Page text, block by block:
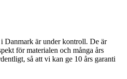
Danmark är under kontroll. De är
för materialen och många års
så att vi kan ge 10 års garanti